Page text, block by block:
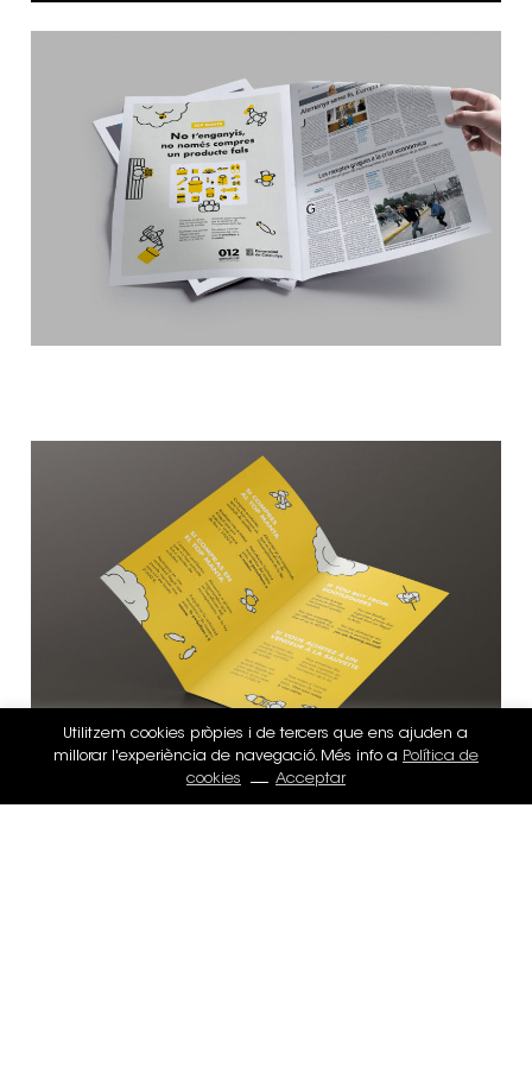
Utilitzem cookies pròpies i de tercers que ens ajuden a
millorar l'experiència de navegació. Més info a Política de
cookies
Acceptar